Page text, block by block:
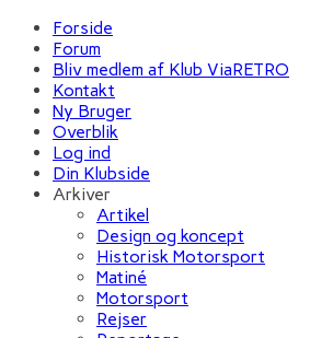
Forside
Forum
Bliv medlem af Klub ViaRETRO
Kontakt
Ny Bruger
Overblik
Log ind
Din Klubside
Arkiver
Artikel
Design og koncept
Historisk Motorsport
Matiné
Motorsport
Rejser